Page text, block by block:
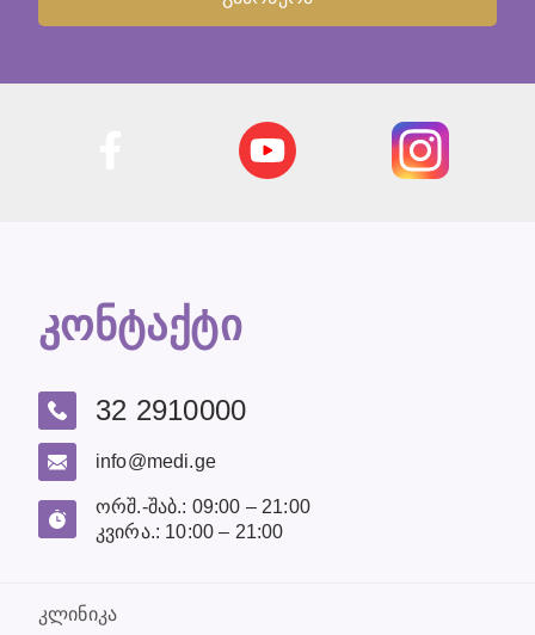
კონტაქტი
32 2910000
info@medi.ge
ორშ.-შაბ.: 09:00 – 21:00
კვირა.: 10:00 – 21:00
კლინიკა